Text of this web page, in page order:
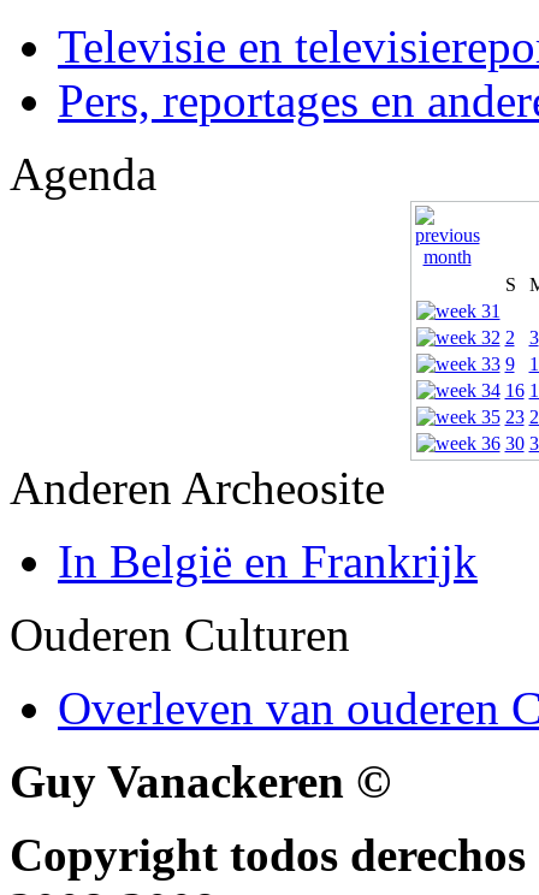
Televisie en
Pers, reportages en
Agenda
S
2
3
9
16
23
30
Anderen Archeosite
In België en Frankrijk
Ouderen Culturen
Overleven van ouderen
Guy Vanackeren ©
Copyright todos